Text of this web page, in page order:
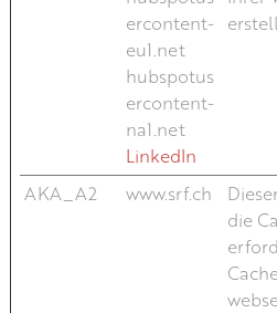
ercontent-
eu1.net
hubspotus
ercontent-
na1.net
LinkedIn
AKA_A2 www.srf.ch
die